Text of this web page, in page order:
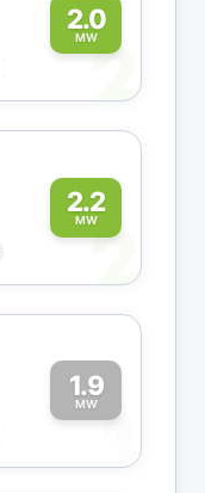
2.0
MW2
2.2
MW
2
1.9
MW1